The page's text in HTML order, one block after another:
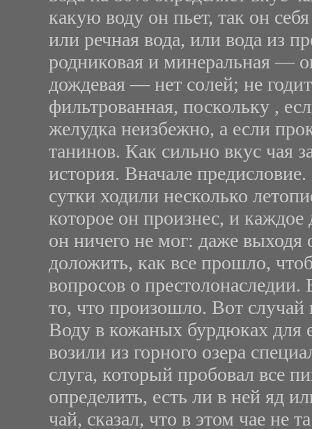
какую воду он пьет, так он
или речная вода, или вода из
родниковая и минеральная —
дождевая — нет солей; не
фильтрованная, поскольку ,
желудка неизбежно, а если
танинов. Как сильно вкус чая
история. Вначале
сутки ходили несколько
которое он произнес, и
он ничего не мог: даже
доложить, как все прошло,
вопросов о
то, что произошло. Вот
Воду в кожаных бурдюках для
возили из горного озера
слуга, который пробовал все
определить, есть ли в ней яд
чай, сказал, что в этом чае не